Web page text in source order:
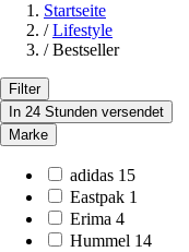
Startseite
/ Lifestyle
/ Bestseller
Filter
In 24 Stunden versendet
Marke
adidas 15
Eastpak 1
Erima 4
Hummel 14